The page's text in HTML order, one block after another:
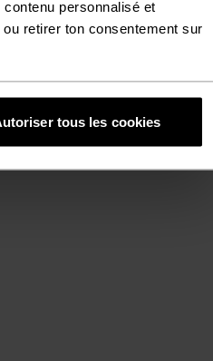
personnalisé et
retirer ton consentement sur
tous les cookies